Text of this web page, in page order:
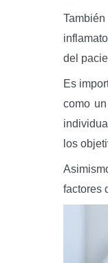
del
Es
como
los
factores